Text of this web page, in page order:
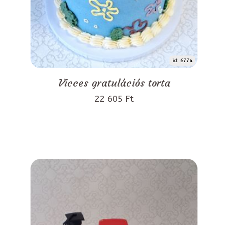
id: 6774
Vicces gratulációs torta
22 605 Ft